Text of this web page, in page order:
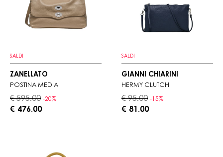
SALDI
ZANELLATO
POSTINA MEDIA
€ 595.00 -20%
€ 476.00
SALDI
GIANNI CHIARINI
HERMY CLUTCH
€ 95.00 -15%
€ 81.00